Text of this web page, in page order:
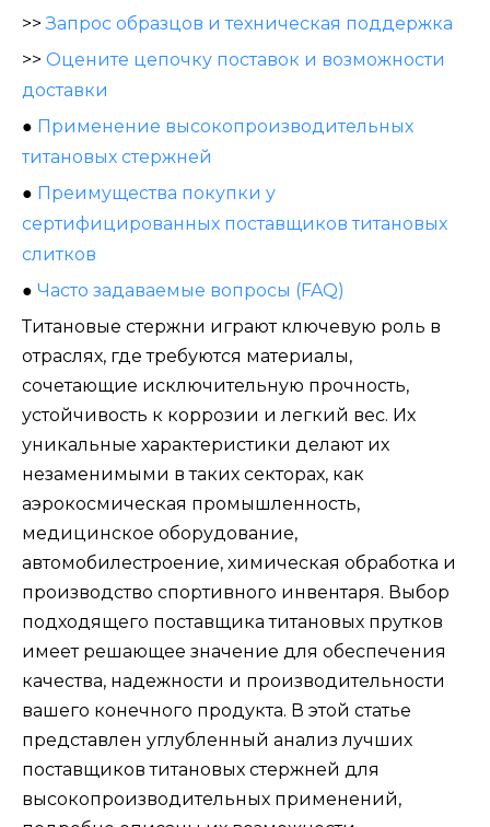
>>Запрос образцов и техническая поддержка
>> Оцените цепочку поставок и возможности
доставки
● Применение высокопроизводительных
титановых стержней
● Преимущества покупки у
сертифицированных поставщиков титановых
слитков
● Часто задаваемые вопросы (FAQ)
Титановые стержни играют ключевую роль в
отраслях, где требуются материалы,
сочетающие исключительную прочность,
устойчивость к коррозии и легкий вес. Их
уникальные характеристики делают их
незаменимыми в таких секторах, как
аэрокосмическая промышленность,
медицинское оборудование,
автомобилестроение, химическая обработка и
производство спортивного инвентаря. Выбор
подходящего поставщика титановых прутков
имеет решающее значение для обеспечения
качества, надежности и производительности
вашего конечного продукта. В этой статье
представлен углубленный анализ лучших
поставщиков титановых стержней для
высокопроизводительных применений,